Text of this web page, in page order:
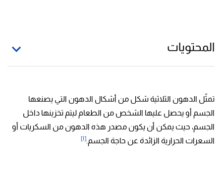
المحتويات
تمثّل الدهون الثلاثية شكل من أشكال الدهون التي يصنعها
الجسم أو يحصل عليها الشخص من الطعام ليتم تخزينها داخل
الجسم، حيث يمكن أن يكون مصدر هذه الدهون من السكريات أو
السعرات الحرارية الزائدة عن حاجة الجسم.[١]